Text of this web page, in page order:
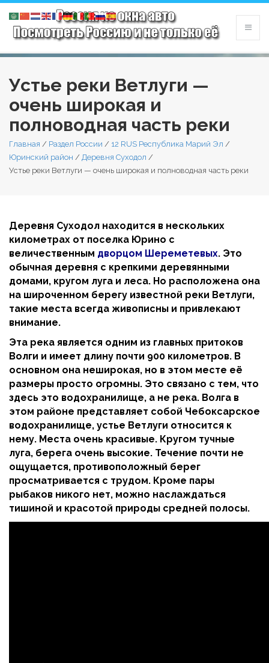
Устье реки Ветлуги —
очень широкая и
полноводная часть реки
Главная / Раздел России / 12 RUS Республика Марий Эл /
Юринский район / Деревня Суходол /
Устье реки Ветлуги — очень широкая и полноводная часть реки
Деревня Суходол находится в нескольких
километрах от поселка Юрино с
величественным дворцом Шереметевых. Это
обычная деревня с крепкими деревянными
домами, кругом луга и леса. Но расположена она
на широченном берегу известной реки Ветлуги,
такие места всегда живописны и привлекают
внимание.
Эта река является одним из главных притоков
Волги и имеет длину почти 900 километров. В
основном она неширокая, но в этом месте её
размеры просто огромны. Это связано с тем, что
здесь это водохранилище, а не река. Волга в
этом районе представляет собой Чебоксарское
водохранилище, устье Ветлуги относится к
нему. Места очень красивые. Кругом тучные
луга, берега очень высокие. Течение почти не
ощущается, противоположный берег
просматривается с трудом. Кроме пары
рыбаков никого нет, можно наслаждаться
тишиной и красотой природы средней полосы.